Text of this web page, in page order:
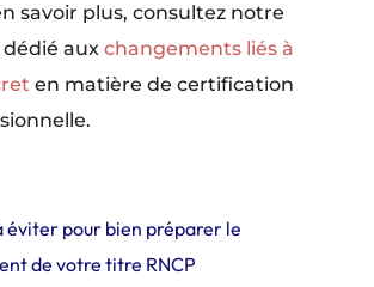
savoir plus, consultez notre
aux changements liés à
en matière de certification
éviter pour bien préparer le
de votre titre RNCP